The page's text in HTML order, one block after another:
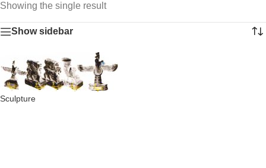
Showing the single result
Show sidebar
Sculpture